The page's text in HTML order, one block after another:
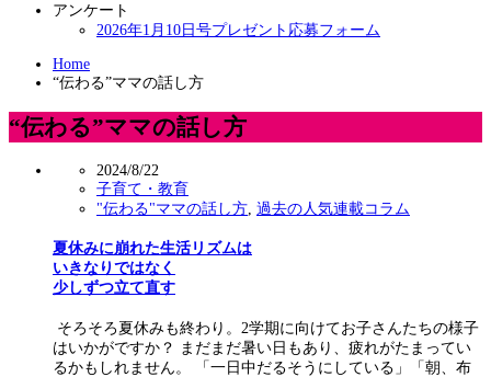
アンケート
2026年1月10日号プレゼント応募フォーム
Home
“伝わる”ママの話し方
“伝わる”ママの話し方
2024/8/22
子育て・教育
"伝わる"ママの話し方 過去の人気連載コラム
夏休みに崩れた生活リズムは
いきなりではなく
少しずつ立て直す
そろそろ夏休みも終わり。2学期に向けてお子さんたちの様子
はいかがですか？ まだまだ暑い日もあり、疲れがたまってい
るかもしれません。 「一日中だるそうにしている」「朝、布